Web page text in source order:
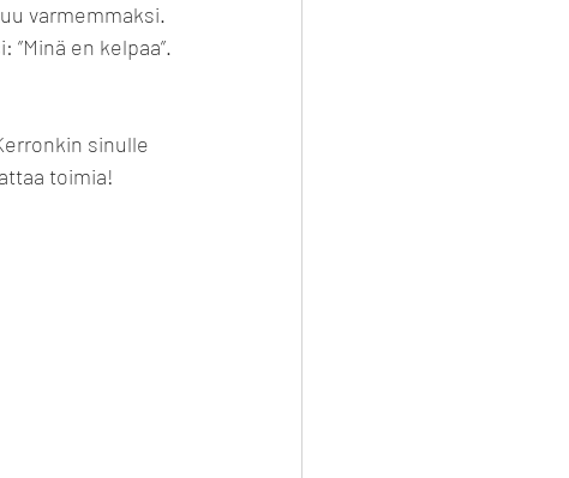
varmemmaksi.
en kelpaa”.
sinulle
toimia!